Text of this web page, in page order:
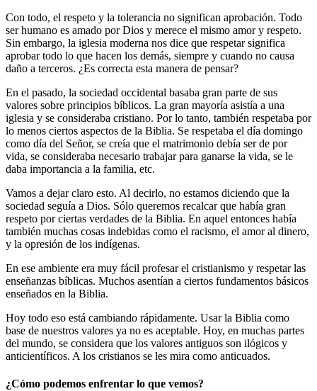
Con todo, el respeto y la tolerancia no significan aprobación. Todo
ser humano es amado por Dios y merece el mismo amor y respeto.
Sin embargo, la iglesia moderna nos dice que respetar significa
aprobar todo lo que hacen los demás, siempre y cuando no causa
daño a terceros. ¿Es correcta esta manera de pensar?
En el pasado, la sociedad occidental basaba gran parte de sus
valores sobre principios bíblicos. La gran mayoría asistía a una
iglesia y se consideraba cristiano. Por lo tanto, también respetaba por
lo menos ciertos aspectos de la Biblia. Se respetaba el día domingo
como día del Señor, se creía que el matrimonio debía ser de por
vida, se consideraba necesario trabajar para ganarse la vida, se le
daba importancia a la familia, etc.
Vamos a dejar claro esto. Al decirlo, no estamos diciendo que la
sociedad seguía a Dios. Sólo queremos recalcar que había gran
respeto por ciertas verdades de la Biblia. En aquel entonces había
también muchas cosas indebidas como el racismo, el amor al dinero,
y la opresión de los indígenas.
En ese ambiente era muy fácil profesar el cristianismo y respetar las
enseñanzas bíblicas. Muchos asentían a ciertos fundamentos básicos
enseñados en la Biblia.
Hoy todo eso está cambiando rápidamente. Usar la Biblia como
base de nuestros valores ya no es aceptable. Hoy, en muchas partes
del mundo, se considera que los valores antiguos son ilógicos y
anticientíficos. A los cristianos se les mira como anticuados.
¿Cómo podemos enfrentar lo que vemos?